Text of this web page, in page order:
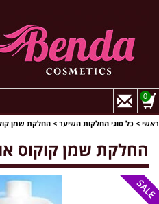
0
ראשי > כל סוגי החלקות השיער > החלקת שמן קוקוס
החלקת שמן קוקוס אורגנית